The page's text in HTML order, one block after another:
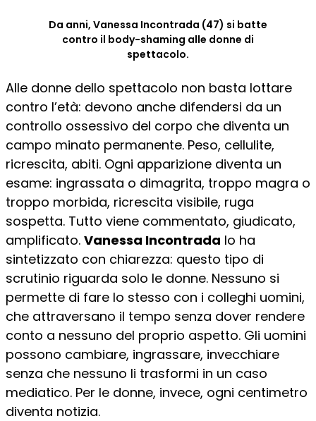
Da anni, Vanessa Incontrada (47) si batte
contro il body-shaming alle donne di
spettacolo.
Alle donne dello spettacolo non basta lottare
contro l’età: devono anche difendersi da un
controllo ossessivo del corpo che diventa un
campo minato permanente. Peso, cellulite,
ricrescita, abiti. Ogni apparizione diventa un
esame: ingrassata o dimagrita, troppo magra o
troppo morbida, ricrescita visibile, ruga
sospetta. Tutto viene commentato, giudicato,
amplificato. Vanessa Incontrada lo ha
sintetizzato con chiarezza: questo tipo di
scrutinio riguarda solo le donne. Nessuno si
permette di fare lo stesso con i colleghi uomini,
che attraversano il tempo senza dover rendere
conto a nessuno del proprio aspetto. Gli uomini
possono cambiare, ingrassare, invecchiare
senza che nessuno li trasformi in un caso
mediatico. Per le donne, invece, ogni centimetro
diventa notizia.